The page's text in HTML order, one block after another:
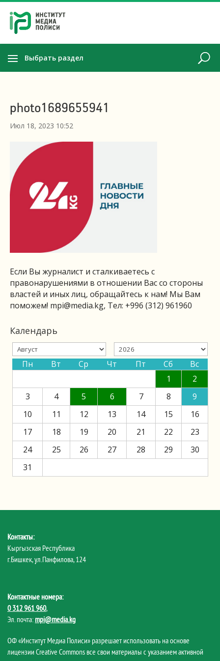
Выбрать раздел
photo1689655941
Июл 18, 2023 10:52
Если Вы журналист и сталкиваетесь с
правонарушениями в отношении Вас со стороны
властей и иных лиц, обращайтесь к нам! Мы Вам
поможем! mpi@media.kg, Тел: +996 (312) 961960
Календарь
Пн Вт Ср Чт Пт Сб
Вс
1
2
3
4 5 6 7 8
9
10
11 12 13 14 15
16
17
18 19 20 21 22
23
24
25 26 27 28 29
30
31
Контакты:
Кыргызская Республика
г.Бишкек, ул.Панфилова, 124
Контактные номера:
0 312 961 960,
Эл. почта: mpi@media.kg
ОФ «Институт Медиа Полиси» разрешает использовать на основе
лицензии Creative Commons все свои материалы с указанием активной